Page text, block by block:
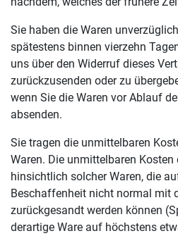
Sie haben die Waren
spätestens binnen vierzehn
uns über den Widerruf dieses
zurückzusenden oder zu
wenn Sie die Waren vor Ablauf
absenden.
Sie tragen die unmittelbaren
Waren. Die unmittelbaren Kosten
hinsichtlich solcher Waren, die
Beschaffenheit nicht normal mit
zurückgesandt werden können
derartige Ware auf höchstens